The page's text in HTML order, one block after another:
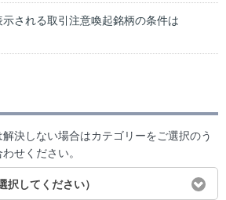
される取引注意喚起銘柄の条件は
解決しない場合はカテゴリーをご選択のう
せください。
択してください）